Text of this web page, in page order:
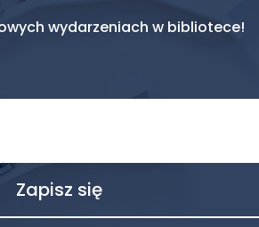
wydarzeniach w bibliotece!